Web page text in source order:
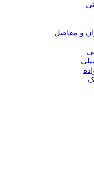
و مفاصل